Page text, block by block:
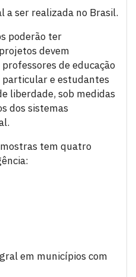
a ser realizada no Brasil.
poderão ter
devem
de educação
particular e estudantes
liberdade, sob medidas
dos sistemas
tem quatro
em municípios com